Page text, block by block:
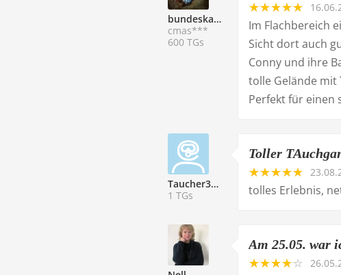
bundeskater
cmas***
600 TGs
Im Flachbereich
Sicht dort auch
Conny und ihre
tolle Gelände mit
Perfekt für einen
Taucher320816
1 TGs
Toller
tolles Erlebnis,
Am 25.05. war